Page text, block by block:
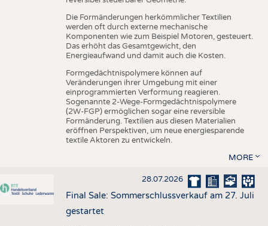
Die Formänderungen herkömmlicher Textilien
werden oft durch externe mechanische
Komponenten wie zum Beispiel Motoren, gesteuert.
Das erhöht das Gesamtgewicht, den
Energieaufwand und damit auch die Kosten.
Formgedächtnispolymere können auf
Veränderungen ihrer Umgebung mit einer
einprogrammierten Verformung reagieren.
Sogenannte 2-Wege-Formgedächtnispolymere
(2W-FGP) ermöglichen sogar eine reversible
Formänderung. Textilien aus diesen Materialien
eröffnen Perspektiven, um neue energiesparende
textile Aktoren zu entwickeln.
MORE
28.07.2026
Final Sale: Sommerschlussverkauf am 27. Juli
gestartet